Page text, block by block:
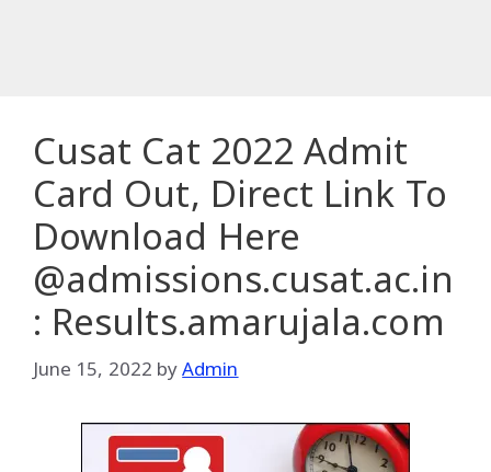
Cusat Cat 2022 Admit
Card Out, Direct Link To
Download Here
@admissions.cusat.ac.in
: Results.amarujala.com
June 15, 2022 byAdmin